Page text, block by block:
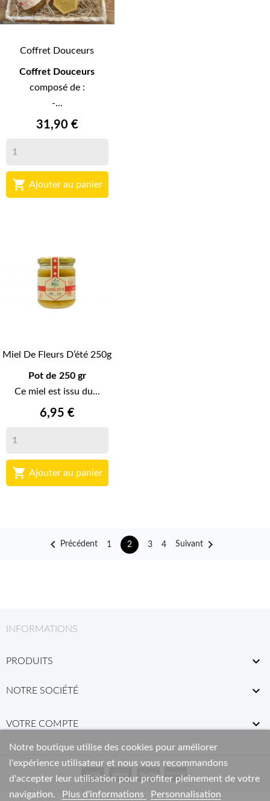
Notre boutique utilise des cookies pour améliorer
l'expérience utilisateur et nous vous recommandons
d'accepter leur utilisation pour profiter pleinement de votre
navigation.
Plus d'informations Personnalisation
Coffret Douceurs
Coffret Douceurs
composé de :
-...
31,90 €
 Ajouter au panier
Miel De Fleurs D’été 250g
Pot de 250 gr
Ce miel est issu du...
6,95 €
 Ajouter au panier
 Précédent 1 2 3 4 Suivant 
INFORMATIONS
PRODUITS 
NOTRE SOCIÉTÉ 
VOTRE COMPTE 